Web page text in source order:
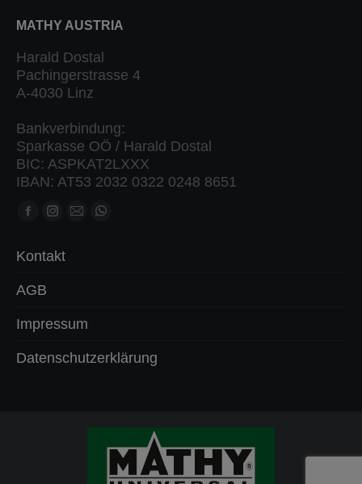
MATHY AUSTRIA
Harald Dostal
Pachingerstrasse 4
A-4030 Linz
Bankverbindung:
Sparkasse OÖ / Harald Dostal
BIC: ASPKAT2LXXX
IBAN: AT53 2032 0322 0248 8651
Finden Sie uns auf:
Facebook
öffnet
in
Fenster
Instagram
öffnet
Fenster
Mail
Fenster
Whatsapp
Kontakt
AGB
Impressum
Datenschutzerklärung